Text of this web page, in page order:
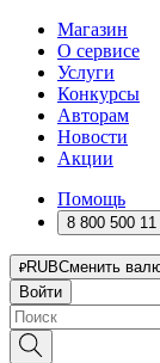
Магазин
О сервисе
Услуги
Конкурсы
Авторам
Новости
Акции
Помощь
8 800 500 11
RUBСменить
Войти